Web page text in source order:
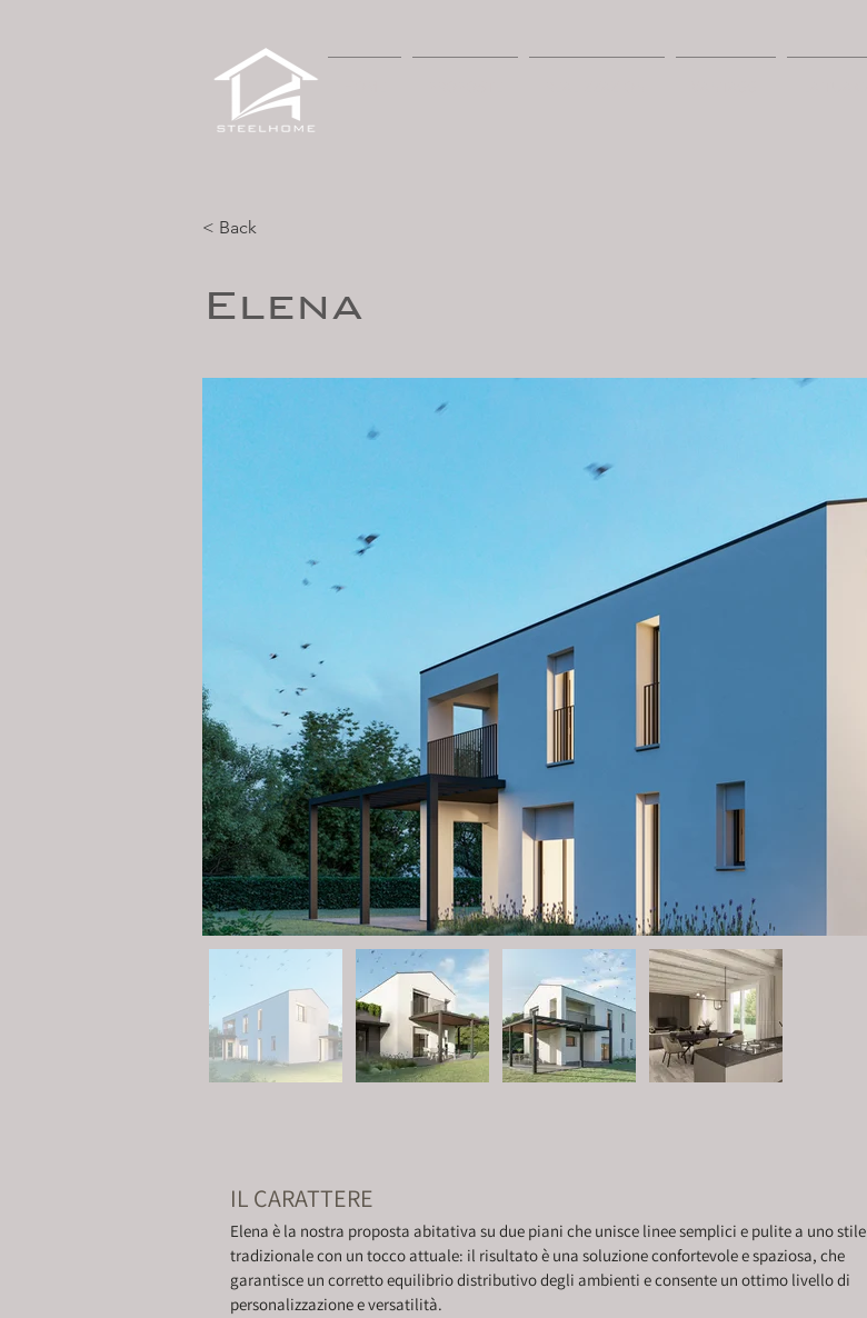
< Back
Elena
IL CARATTERE
Elena è la nostra proposta abitativa su due piani che unisce linee semplici e pulite a uno stile
tradizionale con un tocco attuale: il risultato è una soluzione confortevole e spaziosa, che
garantisce un corretto equilibrio distributivo degli ambienti e consente un ottimo livello di
personalizzazione e versatilità.